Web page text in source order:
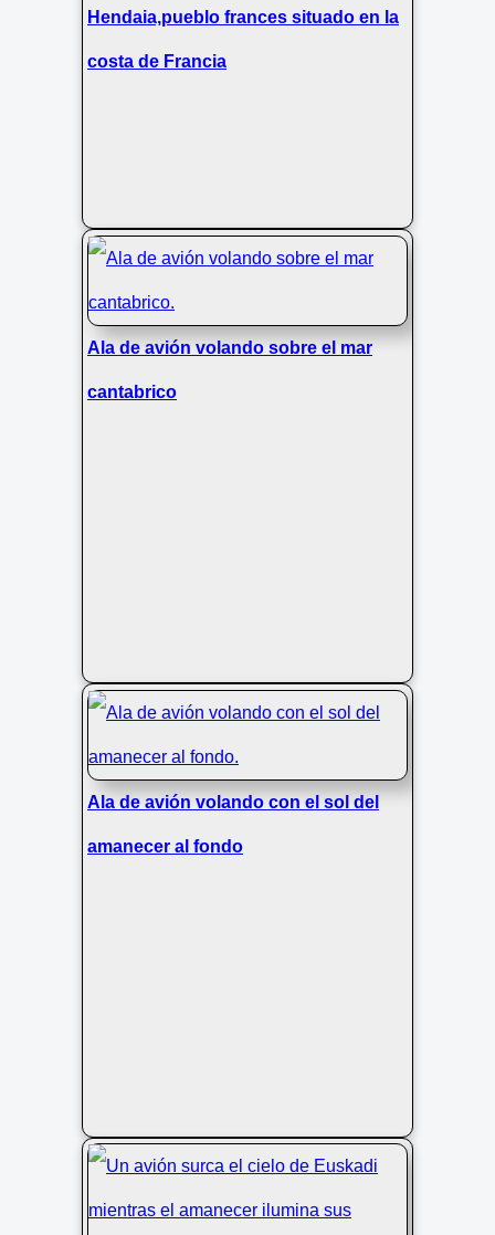
Hendaia,pueblo frances situado en la
costa de Francia
Ala de avión volando sobre el mar
cantabrico
Ala de avión volando con el sol del
amanecer al fondo